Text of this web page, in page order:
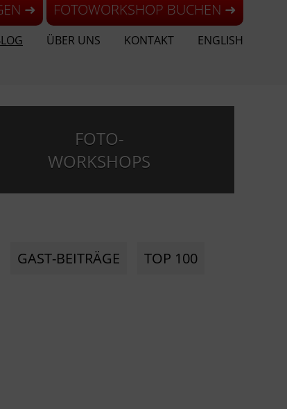
➜ FOTOWORKSHOP BUCHEN ➜
ÜBER UNS KONTAKT ENGLISH
FOTO-
WORKSHOPS
GAST-BEITRÄGE TOP 100